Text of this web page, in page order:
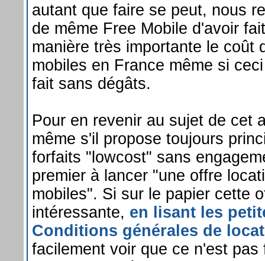
autant que faire se peut, nous
de même Free Mobile d'avoir
manière très importante le coût
mobiles en France même si
fait sans dégâts.
Pour en revenir au sujet de cet
même s'il propose toujours
forfaits "lowcost" sans
premier à lancer "une offre
mobiles". Si sur le papier cette
intéressante, en lisant les
Conditions générales de
facilement voir que ce n'est pas